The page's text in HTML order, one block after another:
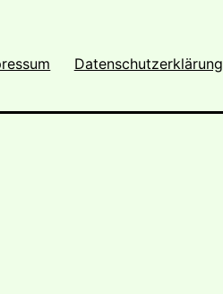
Datenschutzerklärung